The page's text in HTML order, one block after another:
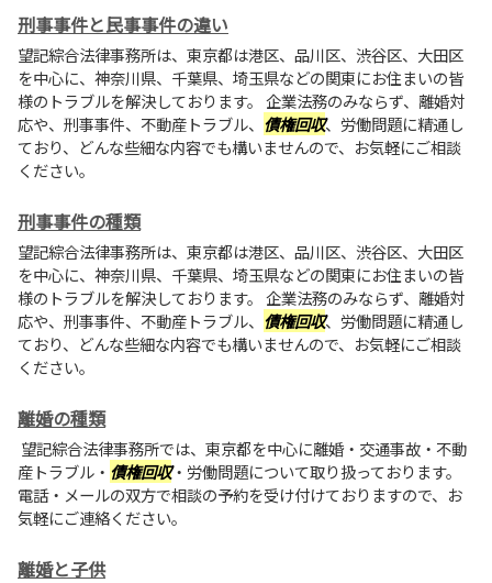
刑事事件と民事事件の違い
望記綜合法律事務所は、東京都は港区、品川区、渋谷区、大田区
を中心に、神奈川県、千葉県、埼玉県などの関東にお住まいの皆
様のトラブルを解決しております。 企業法務のみならず、離婚対
応や、刑事事件、不動産トラブル、 債権回収、労働問題に精通し
ており、どんな些細な内容でも構いませんので、お気軽にご相談
ください。
刑事事件の種類
望記綜合法律事務所は、東京都は港区、品川区、渋谷区、大田区
を中心に、神奈川県、千葉県、埼玉県などの関東にお住まいの皆
様のトラブルを解決しております。 企業法務のみならず、離婚対
応や、刑事事件、不動産トラブル、 債権回収、労働問題に精通し
ており、どんな些細な内容でも構いませんので、お気軽にご相談
ください。
離婚の種類
望記綜合法律事務所では、東京都を中心に離婚・交通事故・不動
産トラブル・ 債権回収・労働問題について取り扱っております。
電話・メールの双方で相談の予約を受け付けておりますので、お
気軽にご連絡ください。
離婚と子供